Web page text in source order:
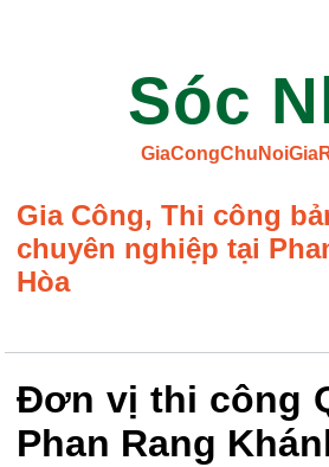
Sóc
Gia Công, Thi công
chuyên nghiệp tại
Hòa
Đơn vị thi công
Phan Rang